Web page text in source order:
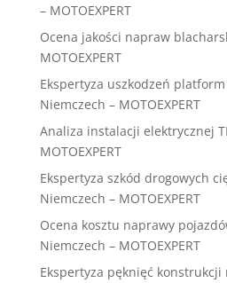
– MOTOEXPERT
Ocena jakości napraw
MOTOEXPERT
Ekspertyza uszkodzeń
Niemczech – MOTOEXPERT
Analiza instalacji elektrycznej
MOTOEXPERT
Ekspertyza szkód drogowych
Niemczech – MOTOEXPERT
Ocena kosztu naprawy
Niemczech – MOTOEXPERT
Ekspertyza pęknięć konstrukcji